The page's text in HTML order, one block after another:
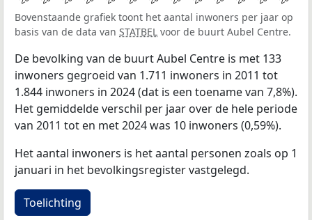
Bovenstaande grafiek toont het aantal inwoners per jaar op
basis van de data van STATBEL voor de buurt Aubel Centre.
De bevolking van de buurt Aubel Centre is met 133
inwoners gegroeid van 1.711 inwoners in 2011 tot
1.844 inwoners in 2024 (dat is een toename van 7,8%).
Het gemiddelde verschil per jaar over de hele periode
van 2011 tot en met 2024 was 10 inwoners (0,59%).
Het aantal inwoners is het aantal personen zoals op 1
januari in het bevolkingsregister vastgelegd.
Toelichting